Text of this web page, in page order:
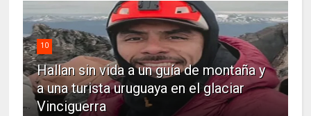
10
Hallan sin vida a un guía de montaña y
a una turista uruguaya en el glaciar
Vinciguerra